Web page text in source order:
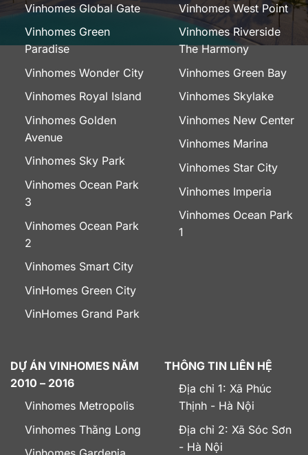
Vinhomes Global Gate
Vinhomes Green
Paradise
Vinhomes Wonder City
Vinhomes Royal Island
Vinhomes Golden
Avenue
Vinhomes Sky Park
Vinhomes Ocean Park
3
Vinhomes Ocean Park
2
Vinhomes Smart City
VinHomes Green City
VinHomes Grand Park
Vinhomes West Point
Vinhomes Riverside
The Harmony
Vinhomes Green Bay
Vinhomes Skylake
Vinhomes New Center
Vinhomes Marina
Vinhomes Star City
Vinhomes Imperia
Vinhomes Ocean Park
1
DỰ ÁN VINHOMES NĂM
2010 – 2016
Vinhomes Metropolis
Vinhomes Thăng Long
THÔNG TIN LIÊN HỆ
Địa chỉ 1: Xã Phúc
Thịnh - Hà Nội
Địa chỉ 2: Xã Sóc Sơn
- Hà Nội